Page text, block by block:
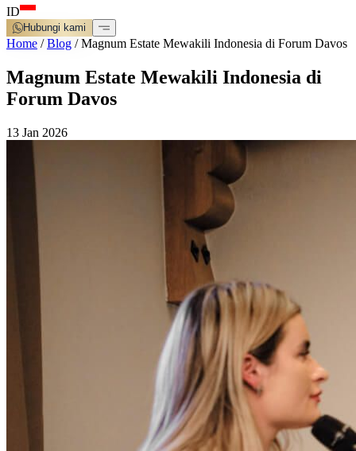
ID
Hubungi kami
Home /Blog /Magnum Estate Mewakili Indonesia di Forum Davos
Magnum Estate Mewakili Indonesia di
Forum Davos
13 Jan 2026